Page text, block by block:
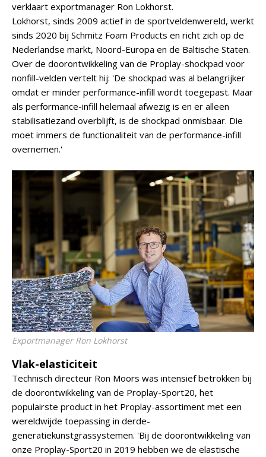
verklaart exportmanager Ron Lokhorst.
Lokhorst, sinds 2009 actief in de sportveldenwereld, werkt
sinds 2020 bij Schmitz Foam Products en richt zich op de
Nederlandse markt, Noord-Europa en de Baltische Staten.
Over de doorontwikkeling van de Proplay-shockpad voor
nonfill-velden vertelt hij: 'De shockpad was al belangrijker
omdat er minder performance-infill wordt toegepast. Maar
als performance-infill helemaal afwezig is en er alleen
stabilisatiezand overblijft, is de shockpad onmisbaar. Die
moet immers de functionaliteit van de performance-infill
overnemen.'
Exportmanager Ron Lokhorst
Vlak-elasticiteit
Technisch directeur Ron Moors was intensief betrokken bij
de doorontwikkeling van de Proplay-Sport20, het
populairste product in het Proplay-assortiment met een
wereldwijde toepassing in derde-
generatiekunstgrassystemen. 'Bij de doorontwikkeling van
onze Proplay-Sport20 in 2019 hebben we de elastische